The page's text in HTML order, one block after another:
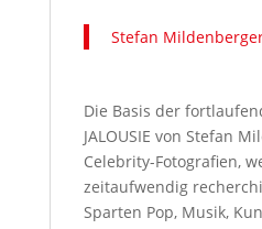
Stefan
Die Basis der
JALOUSIE von Stefan
Celebrity-Fotografien,
zeitaufwendig
Sparten Pop, Musik,